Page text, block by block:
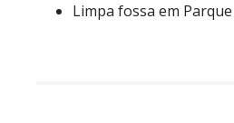
Limpa fossa em